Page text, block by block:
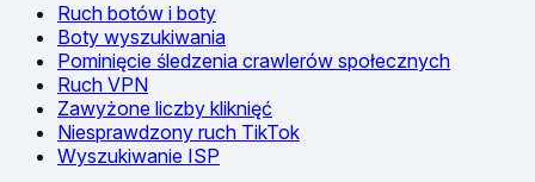
Ruch botów i boty
Boty wyszukiwania
Pominięcie śledzenia crawlerów społecznych
Ruch VPN
Zawyżone liczby kliknięć
Niesprawdzony ruch TikTok
Wyszukiwanie ISP